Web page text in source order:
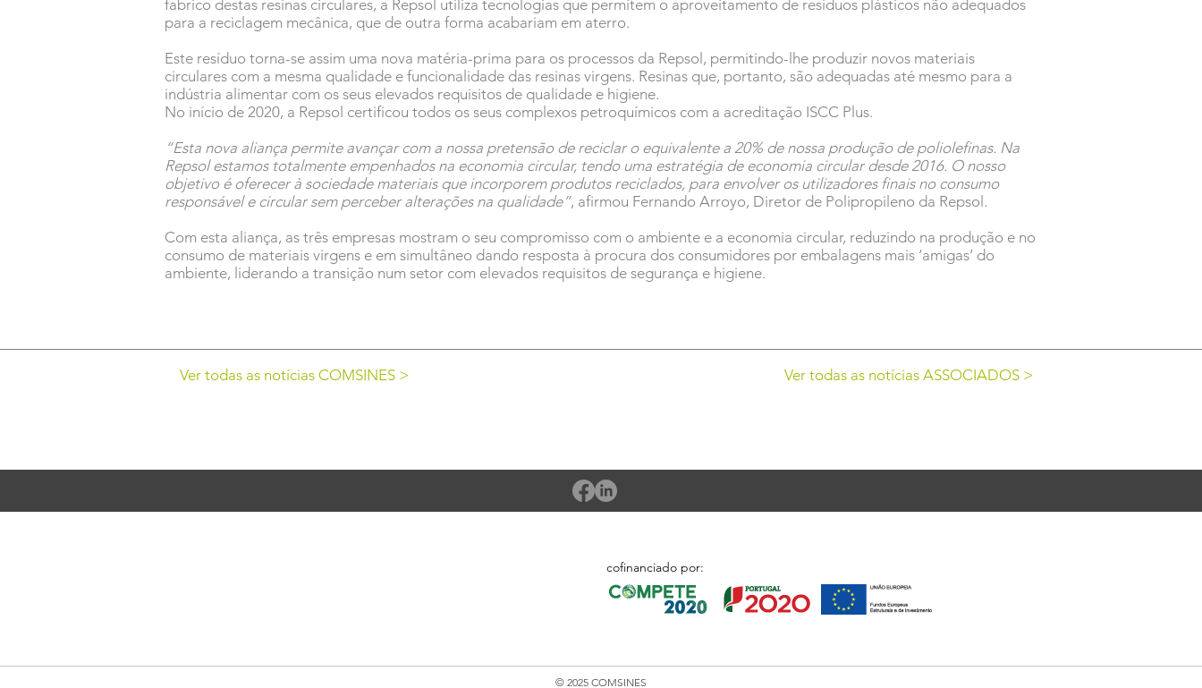
fabrico destas resinas circulares, a Repsol utiliza tecnologias que permitem o aproveitamento de resíduos plásticos não adequados
para a reciclagem mecânica, que de outra forma acabariam em aterro.
Este resíduo torna-se assim uma nova matéria-prima para os processos da Repsol, permitindo-lhe produzir novos materiais
circulares com a mesma qualidade e funcionalidade das resinas virgens. Resinas que, portanto, são adequadas até mesmo para a
indústria alimentar com os seus elevados requisitos de qualidade e higiene.
No início de 2020, a Repsol certificou todos os seus complexos petroquímicos com a acreditação ISCC Plus.
“Esta nova aliança permite avançar com a nossa pretensão de reciclar o equivalente a 20% de nossa produção de poliolefinas. Na
Repsol estamos totalmente empenhados na economia circular, tendo uma estratégia de economia circular desde 2016. O nosso
objetivo é oferecer à sociedade materiais que incorporem produtos reciclados, para envolver os utilizadores finais no consumo
responsável e circular sem perceber alterações na qualidade”, afirmou Fernando Arroyo, Diretor de Polipropileno da Repsol.
Com esta aliança, as três empresas mostram o seu compromisso com o ambiente e a economia circular, reduzindo na produção e no
consumo de materiais virgens e em simultâneo dando resposta à procura dos consumidores por embalagens mais ‘amigas’ do
ambiente, liderando a transição num setor com elevados requisitos de segurança e higiene.
Ver todas as notícias COMSINES > Ver todas as notícias ASSOCIADOS >
cofinanciado por:
© 2025 COMSINES